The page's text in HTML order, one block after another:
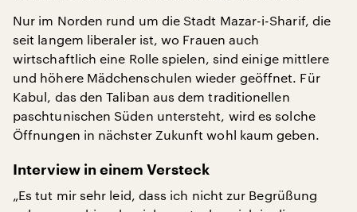
Nur im Norden rund um die Stadt Mazar-i-Sharif, die
seit langem liberaler ist, wo Frauen auch
wirtschaftlich eine Rolle spielen, sind einige mittlere
und höhere Mädchenschulen wieder geöffnet. Für
Kabul, das den Taliban aus dem traditionellen
paschtunischen Süden untersteht, wird es solche
Öffnungen in nächster Zukunft wohl kaum geben.
Interview in einem Versteck
„Es tut mir sehr leid, dass ich nicht zur Begrüßung